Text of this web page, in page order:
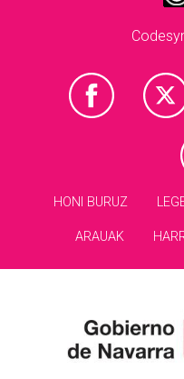
HONI BURUZ
ARAUAK